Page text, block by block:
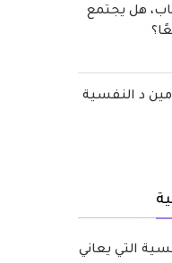
هل يجتمع
د النفسية
التي يعاني